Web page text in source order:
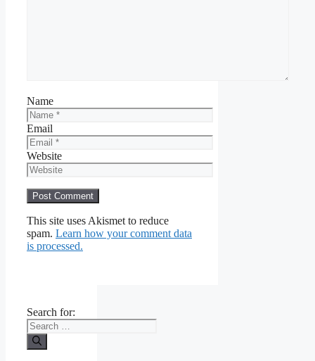
Name
Email
Website
This site uses Akismet to reduce
spam. Learn how your comment data
is processed.
Search for: